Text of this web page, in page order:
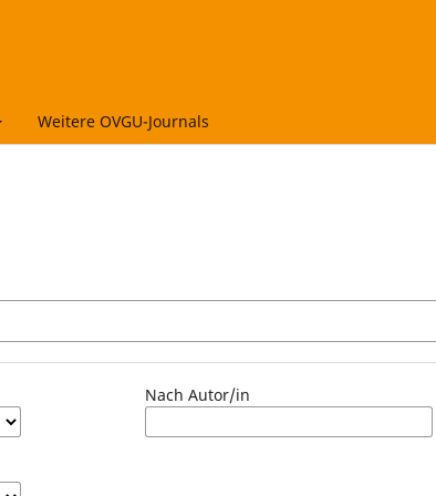
Weitere OVGU-Journals
Nach Autor/in